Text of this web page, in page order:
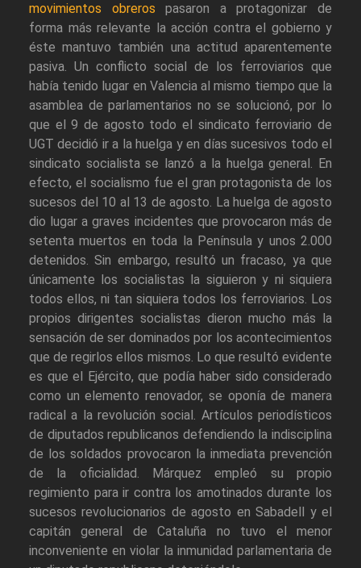
movimientos obreros pasaron a protagonizar de
forma más relevante la acción contra el gobierno y
éste mantuvo también una actitud aparentemente
pasiva. Un conflicto social de los ferroviarios que
había tenido lugar en Valencia al mismo tiempo que la
asamblea de parlamentarios no se solucionó, por lo
que el 9 de agosto todo el sindicato ferroviario de
UGT decidió ir a la huelga y en días sucesivos todo el
sindicato socialista se lanzó a la huelga general. En
efecto, el socialismo fue el gran protagonista de los
sucesos del 10 al 13 de agosto. La huelga de agosto
dio lugar a graves incidentes que provocaron más de
setenta muertos en toda la Península y unos 2.000
detenidos. Sin embargo, resultó un fracaso, ya que
únicamente los socialistas la siguieron y ni siquiera
todos ellos, ni tan siquiera todos los ferroviarios. Los
propios dirigentes socialistas dieron mucho más la
sensación de ser dominados por los acontecimientos
que de regirlos ellos mismos. Lo que resultó evidente
es que el Ejército, que podía haber sido considerado
como un elemento renovador, se oponía de manera
radical a la revolución social. Artículos periodísticos
de diputados republicanos defendiendo la indisciplina
de los soldados provocaron la inmediata prevención
de la oficialidad. Márquez empleó su propio
regimiento para ir contra los amotinados durante los
sucesos revolucionarios de agosto en Sabadell y el
capitán general de Cataluña no tuvo el menor
inconveniente en violar la inmunidad parlamentaria de